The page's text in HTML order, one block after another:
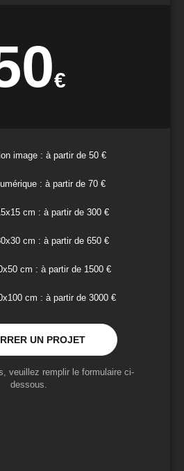
€
image : à partir de 50 €
: à partir de 70 €
cm : à partir de 300 €
cm : à partir de 650 €
cm : à partir de 1500 €
cm : à partir de 3000 €
UN PROJET
veuillez remplir le formulaire ci-
dessous.